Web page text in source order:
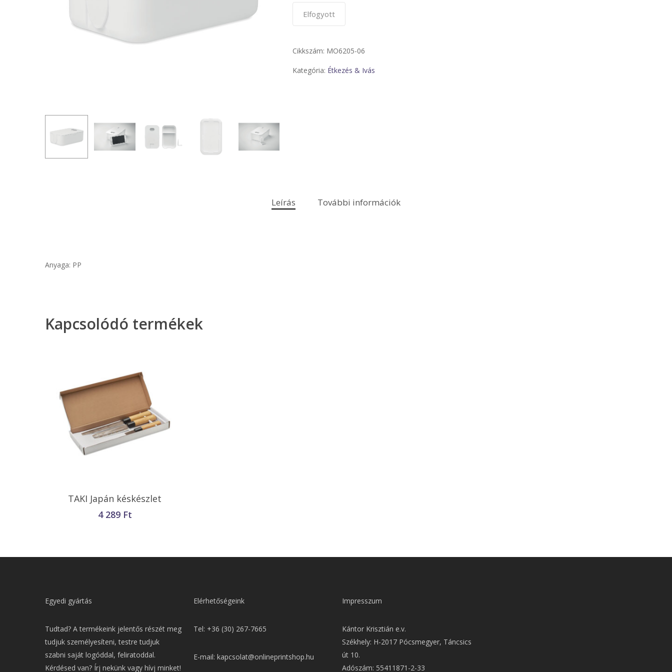
Elfogyott
Cikkszám: MO6205-06
Kategória: Étkezés & Ivás
Leírás További információk
Anyaga: PP
Kapcsolódó termékek
Kosárba Teszem
TAKI Japán késkészlet
4 289 Ft
Egyedi gyártás
Tudtad? A termékeink jelentős részét meg
tudjuk személyesíteni, testre tudjuk
szabni saját logóddal, feliratoddal.
Kérdésed van? Írj nekünk vagy hívj minket!
Elérhetőségeink
Tel: +36 (30) 267-7665
E-mail: kapcsolat@onlineprintshop.hu
Impresszum
Kántor Krisztián e.v.
Székhely: H-2017 Pócsmegyer, Táncsics
út 10.
Adószám: 55411871-2-33